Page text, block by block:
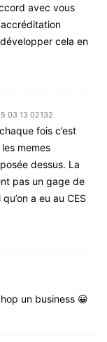
avec vous
cela en
03 13 02132
fois c’est
memes
dessus. La
pas un gage de
a eu au CES
un business 😀